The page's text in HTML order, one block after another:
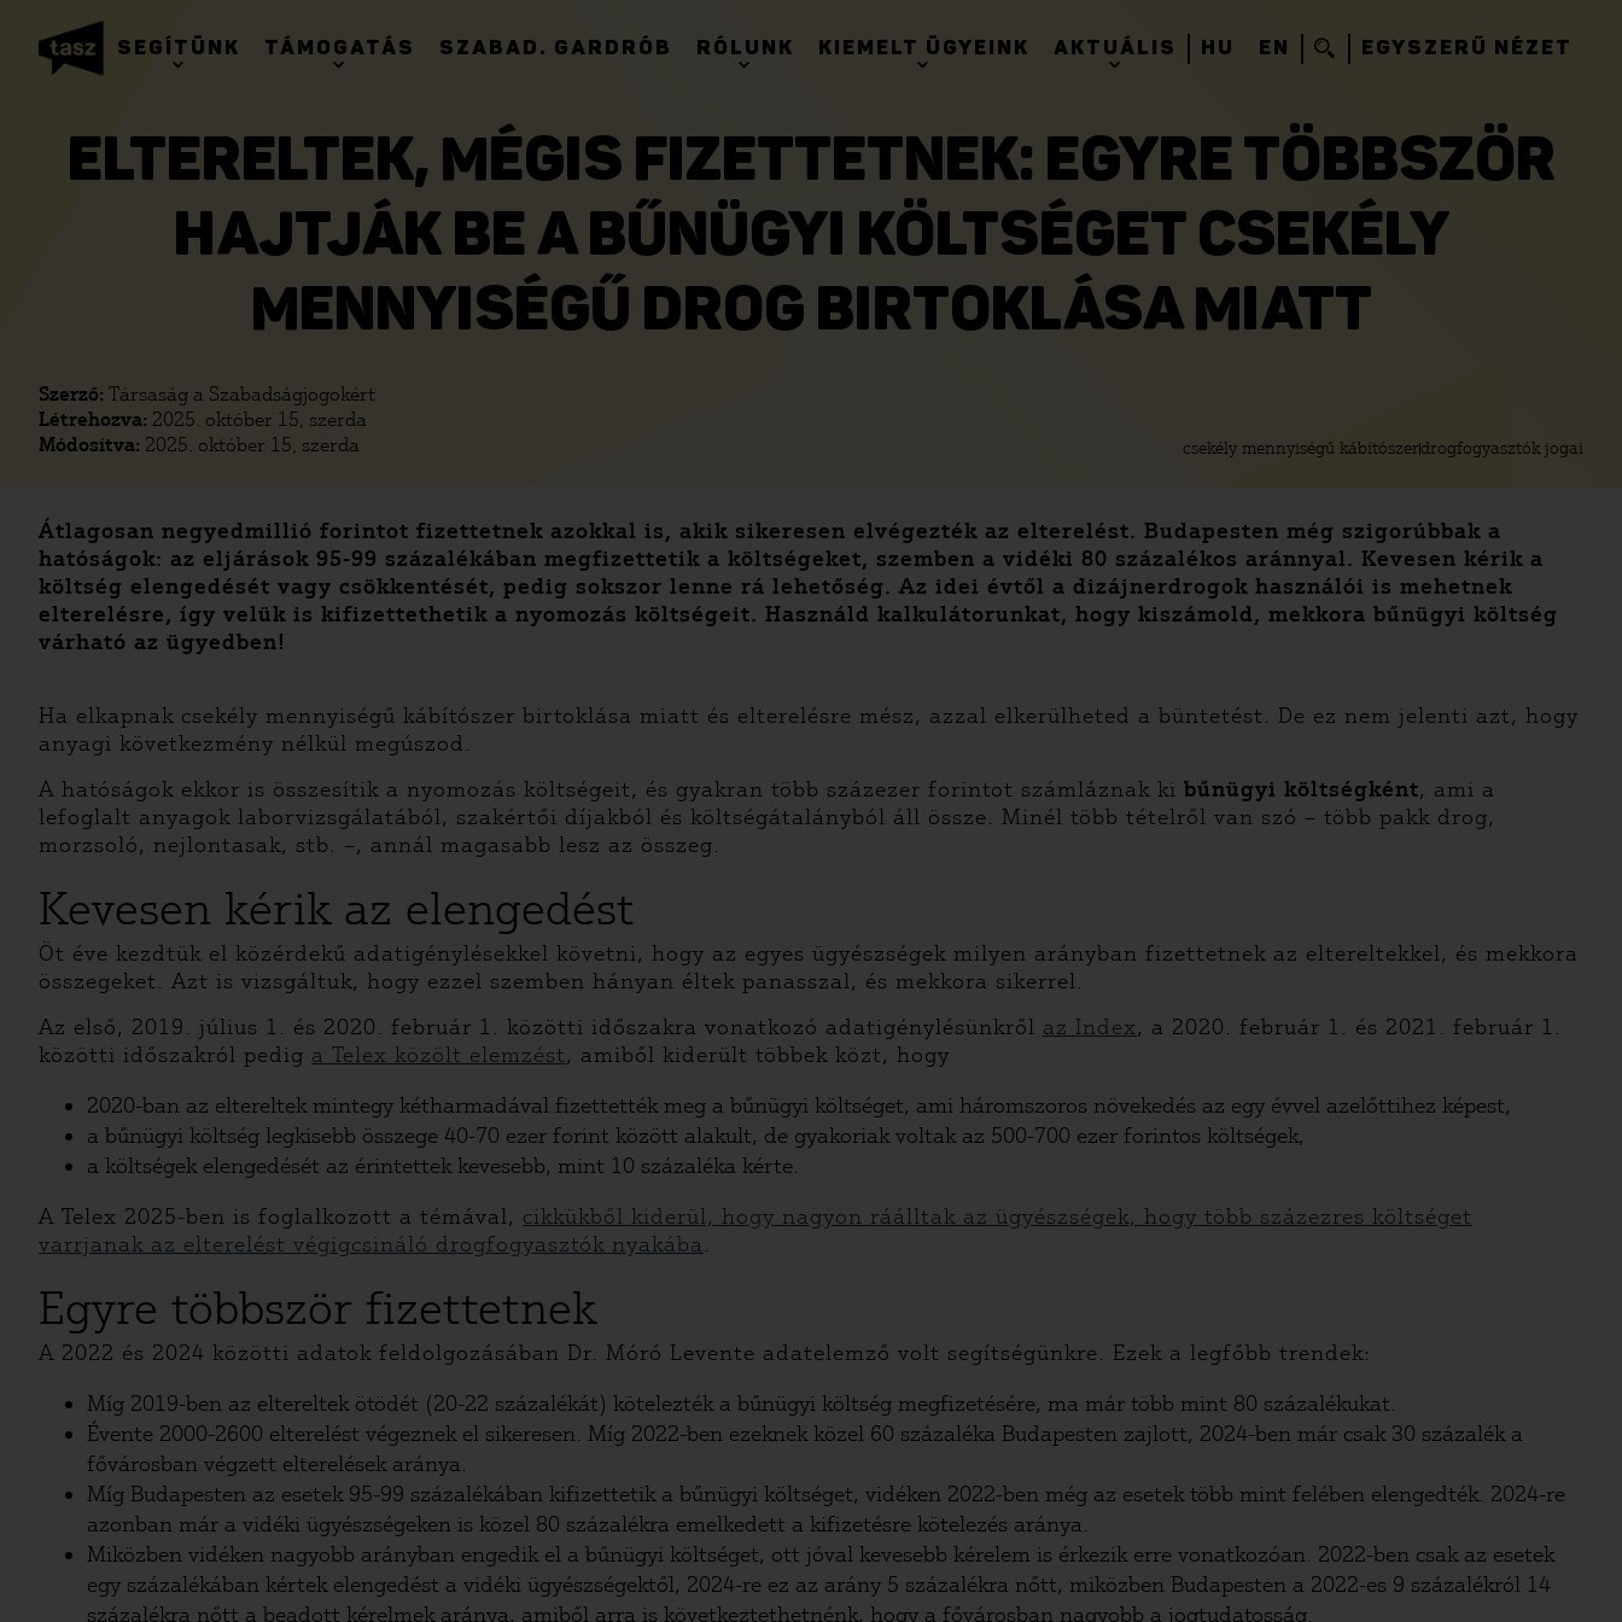
SEGÍTÜNK TÁMOGATÁS SZABAD. GARDRÓB RÓLUNK KIEMELT ÜGYEINK AKTUÁLIS HU EN EGYSZERŰ NÉZET
ELTERELTEK, MÉGIS FIZETTETNEK: EGYRE TÖBBSZÖR
HAJTJÁK BE A BŰNÜGYI KÖLTSÉGET CSEKÉLY
MENNYISÉGŰ DROG BIRTOKLÁSA MIATT
Szerző: Társaság a Szabadságjogokért
Létrehozva: 2025. október 15, szerda
Módosítva: 2025. október 15, szerda csekély mennyiségű kábítószerdrogfogyasztók jogai
Átlagosan negyedmillió forintot fizettetnek azokkal is, akik sikeresen elvégezték az elterelést. Budapesten még szigorúbbak a
hatóságok: az eljárások 95-99 százalékában megfizettetik a költségeket, szemben a vidéki 80 százalékos aránnyal. Kevesen kérik a
költség elengedését vagy csökkentését, pedig sokszor lenne rá lehetőség. Az idei évtől a dizájnerdrogok használói is mehetnek
elterelésre, így velük is kifizettethetik a nyomozás költségeit. Használd kalkulátorunkat, hogy kiszámold, mekkora bűnügyi költség
várható az ügyedben!
Ha elkapnak csekély mennyiségű kábítószer birtoklása miatt és elterelésre mész, azzal elkerülheted a büntetést. De ez nem jelenti azt, hogy
anyagi következmény nélkül megúszod.
A hatóságok ekkor is összesítik a nyomozás költségeit, és gyakran több százezer forintot számláznak ki bűnügyi költségként, ami a
lefoglalt anyagok laborvizsgálatából, szakértői díjakból és költségátalányból áll össze. Minél több tételről van szó – több pakk drog,
morzsoló, nejlontasak, stb. –, annál magasabb lesz az összeg.
Kevesen kérik az elengedést
Öt éve kezdtük el közérdekű adatigénylésekkel követni, hogy az egyes ügyészségek milyen arányban fizettetnek az eltereltekkel, és mekkora
összegeket. Azt is vizsgáltuk, hogy ezzel szemben hányan éltek panasszal, és mekkora sikerrel.
Az első, 2019. július 1. és 2020. február 1. közötti időszakra vonatkozó adatigénylésünkről az Index, a 2020. február 1. és 2021. február 1.
közötti időszakról pedig a Telex közölt elemzést, amiből kiderült többek közt, hogy
2020-ban az eltereltek mintegy kétharmadával fizettették meg a bűnügyi költséget, ami háromszoros növekedés az egy évvel azelőttihez képest,
a bűnügyi költség legkisebb összege 40-70 ezer forint között alakult, de gyakoriak voltak az 500-700 ezer forintos költségek,
a költségek elengedését az érintettek kevesebb, mint 10 százaléka kérte.
A Telex 2025-ben is foglalkozott a témával, cikkükből kiderül, hogy nagyon ráálltak az ügyészségek, hogy több százezres költséget
varrjanak az elterelést végigcsináló drogfogyasztók nyakába.
Egyre többször fizettetnek
A 2022 és 2024 közötti adatok feldolgozásában Dr. Móró Levente adatelemző volt segítségünkre. Ezek a legfőbb trendek:
Míg 2019-ben az eltereltek ötödét (20-22 százalékát) kötelezték a bűnügyi költség megfizetésére, ma már több mint 80 százalékukat.
Évente 2000-2600 elterelést végeznek el sikeresen. Míg 2022-ben ezeknek közel 60 százaléka Budapesten zajlott, 2024-ben már csak 30 százalék a
fővárosban végzett elterelések aránya.
Míg Budapesten az esetek 95-99 százalékában kifizettetik a bűnügyi költséget, vidéken 2022-ben még az esetek több mint felében elengedték. 2024-re
azonban már a vidéki ügyészségeken is közel 80 százalékra emelkedett a kifizetésre kötelezés aránya.
Miközben vidéken nagyobb arányban engedik el a bűnügyi költséget, ott jóval kevesebb kérelem is érkezik erre vonatkozóan. 2022-ben csak az esetek
egy százalékában kértek elengedést a vidéki ügyészségektől, 2024-re ez az arány 5 százalékra nőtt, miközben Budapesten a 2022-es 9 százalékról 14
százalékra nőtt a beadott kérelmek aránya, amiből arra is következtethetnénk, hogy a fővárosban nagyobb a jogtudatosság.